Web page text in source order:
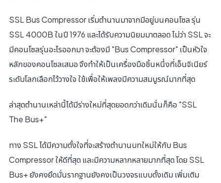
SSL Bus Compressor เริ่มตำนานมาจากมีอยู่บนคอนโซล รุ่น
SSL 4000B ในปี 1976 และได้รับความนิยมมาตลอด ไม่ว่า SSL จะ
มีคอนโซลรุ่นอะไรออกมา จะต้องมี "Bus Compressor" เป็นหัวใจ
หลักของคอนโซลเสมอ จึงทำให้เป็นเครื่องมือชิ้นหนึ่งที่เอ็นจิเนียร์
ระดับโลกเลือกไว้วางใจ ใช้เพื่อให้เพลงมีความสมบูรณ์มากที่สุด
ล่าสุดตำนานเหล่านี้ได้มีร่างใหม่ที่สุดยอดกว่าเดิมนั่นก็คือ "SSL
The Bus+"
ทาง SSL ได้มีความตั้งใจที่จะสร้างตำนานบทใหม่ให้กับ Bus
Compressor ให้ดีที่สุด และมีความหลากหลายมากที่สุด โดย SSL
Bus+ ยังคงยึดมั่นรากฐานยังคงเป็นวงจรแบบดั้งเดิม เพิ่มเติม